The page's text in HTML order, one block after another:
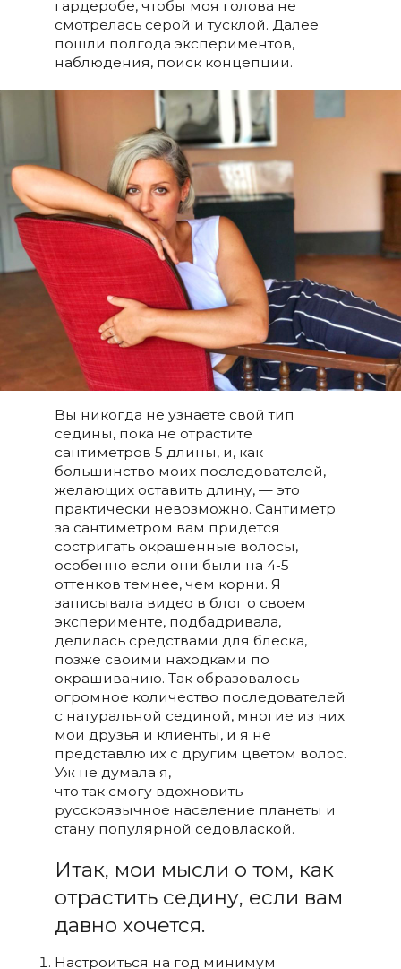
гардеробе, чтобы моя голова не
смотрелась серой и тусклой. Далее
пошли полгода экспериментов,
наблюдения, поиск концепции.
Вы никогда не узнаете свой тип
седины, пока не отрастите
сантиметров 5 длины, и, как
большинство моих последователей,
желающих оставить длину, — это
практически невозможно. Сантиметр
за сантиметром вам придется
состригать окрашенные волосы,
особенно если они были на 4-5
оттенков темнее, чем корни. Я
записывала видео в блог о своем
эксперименте, подбадривала,
делилась средствами для блеска,
позже своими находками по
окрашиванию. Так образовалось
огромное количество последователей
с натуральной сединой, многие из них
мои друзья и клиенты, и я не
представлю их с другим цветом волос.
Уж не думала я,
что так смогу вдохновить
русскоязычное население планеты и
стану популярной седовлаской.
Итак, мои мысли о том, как
отрастить седину, если вам
давно хочется.
Настроиться на год минимум